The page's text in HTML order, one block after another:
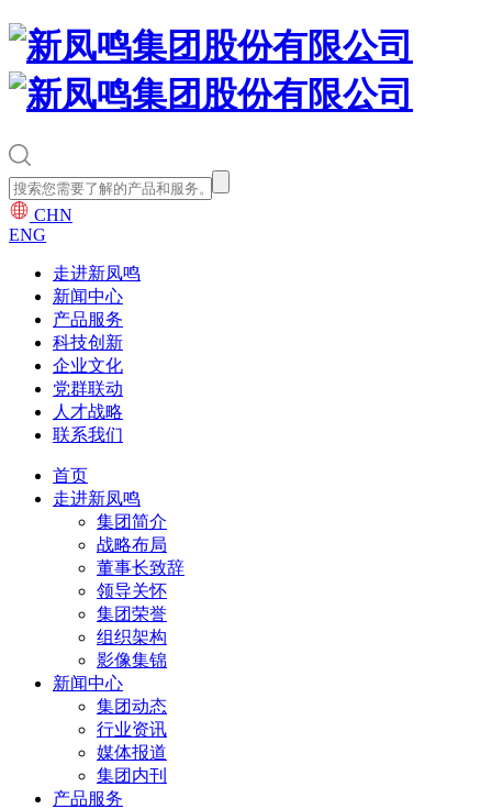
CHN
ENG
走进新凤鸣
新闻中心
产品服务
科技创新
企业文化
党群联动
人才战略
联系我们
首页
走进新凤鸣
集团简介
战略布局
董事长致辞
领导关怀
集团荣誉
组织架构
影像集锦
新闻中心
集团动态
行业资讯
媒体报道
集团内刊
产品服务